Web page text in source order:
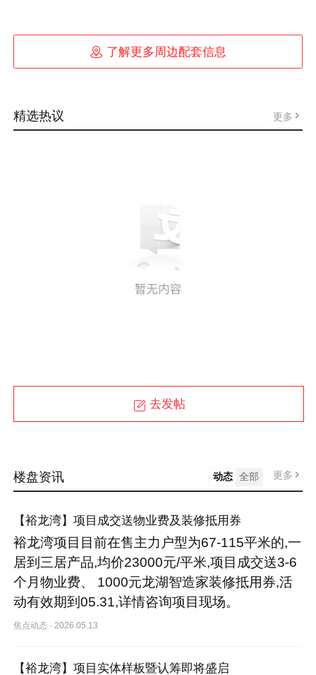
 了解更多周边配套信息
精选热议 更多
去发帖
楼盘资讯 动态 全部 更多
【裕龙湾】项目成交送物业费及装修抵用券
裕龙湾项目目前在售主力户型为67-115平米的,一
居到三居产品,均价23000元/平米,项目成交送3-6
个月物业费、 1000元龙湖智造家装修抵用券,活
动有效期到05.31,详情咨询项目现场。
焦点动态 ·2026.05.13
【裕龙湾】项目实体样板暨认筹即将盛启